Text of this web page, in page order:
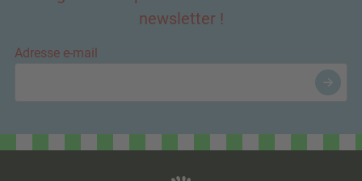
newsletter !
Adresse e-mail